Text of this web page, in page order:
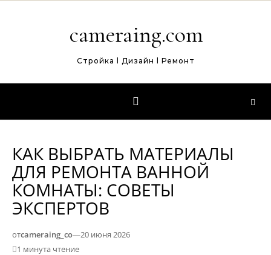
cameraing.com
Стройка l Дизайн l Ремонт
КАК ВЫБРАТЬ МАТЕРИАЛЫ
ДЛЯ РЕМОНТА ВАННОЙ
КОМНАТЫ: СОВЕТЫ
ЭКСПЕРТОВ
отcameraing_co—20 июня 2026
1 минута чтение